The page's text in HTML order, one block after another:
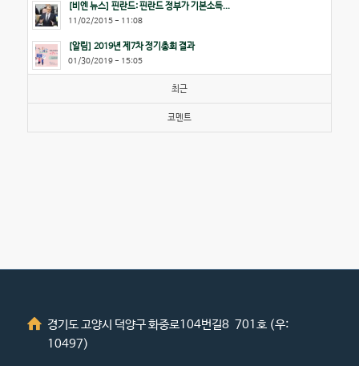
[비엔 뉴스] 핀란드: 핀란드 정부가 기본소득...
11/02/2015 - 11:08
[알림] 2019년 제7차 정기총회 결과
01/30/2019 - 15:05
최근
코멘트
경기도 고양시 덕양구 화중로104번길8 701호 (우:
10497)